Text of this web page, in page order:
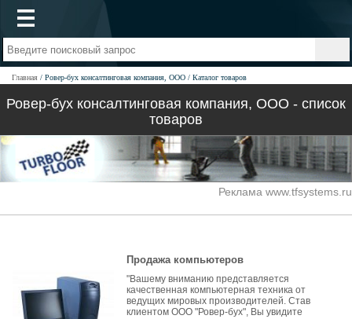
Главная Ровер-бух консалтинговая компания, ООО Каталог товаров
Ровер-бух консалтинговая компания, ООО - список
товаров
Реклама www.tfsystems.ru
Продажа компьютеров
"Вашему вниманию представляется
качественная компьютерная техника от
ведущих мировых производителей. Став
клиентом ООО "Ровер-бух", Вы увидите